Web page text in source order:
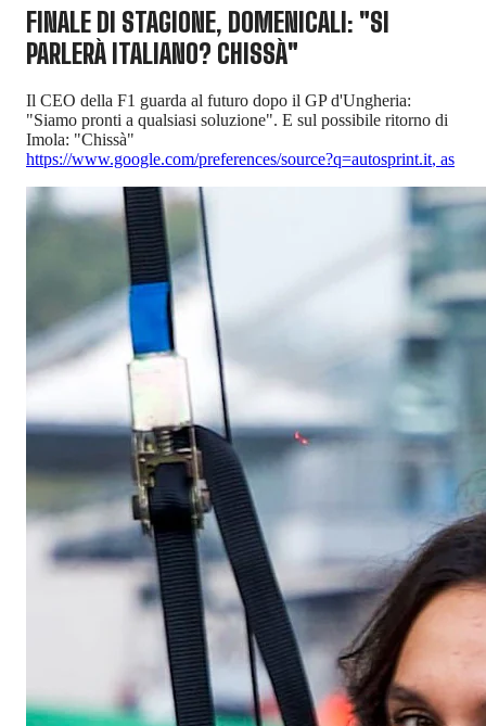
FINALE DI STAGIONE, DOMENICALI: "SI
PARLERÀ ITALIANO? CHISSÀ"
Il CEO della F1 guarda al futuro dopo il GP d'Ungheria:
"Siamo pronti a qualsiasi soluzione". E sul possibile ritorno di
Imola: "Chissà"
https://www.google.com/preferences/source?q=autosprint.it, as